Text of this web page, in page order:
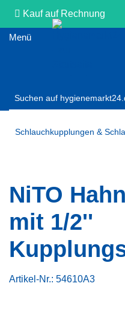
Kauf auf Rechnung
Schlauchkupplungen &
NiTO
mit 1/2''
Artikel-Nr.: 54610A3